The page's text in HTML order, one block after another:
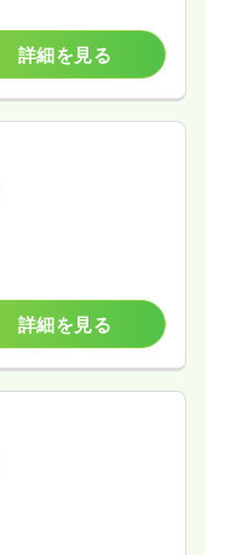
詳細を見る
詳細を見る